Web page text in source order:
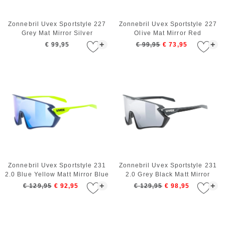
+
Zonnebril Uvex Sportstyle 227
Grey Mat Mirror Silver
€ 99,95
+
Zonnebril Uvex Sportstyle 227
Olive Mat Mirror Red
€ 99,95 € 73,95
+
Zonnebril Uvex Sportstyle 231
2.0 Blue Yellow Matt Mirror Blue
€ 129,95 € 92,95 +
Zonnebril Uvex Sportstyle 231
2.0 Grey Black Matt Mirror
Silver
€ 129,95 € 98,95